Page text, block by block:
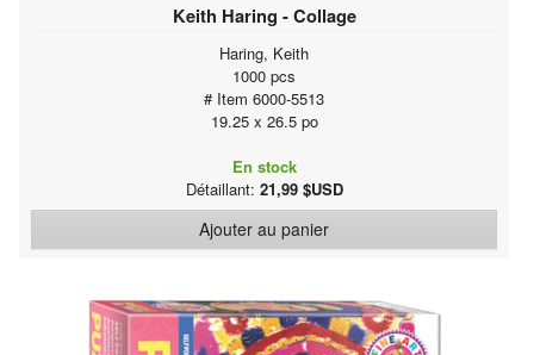
Keith Haring - Collage
Haring, Keith
1000 pcs
# Item 6000-5513
19.25 x 26.5 po
En stock
Détaillant: 21,99 $USD
Ajouter au panier